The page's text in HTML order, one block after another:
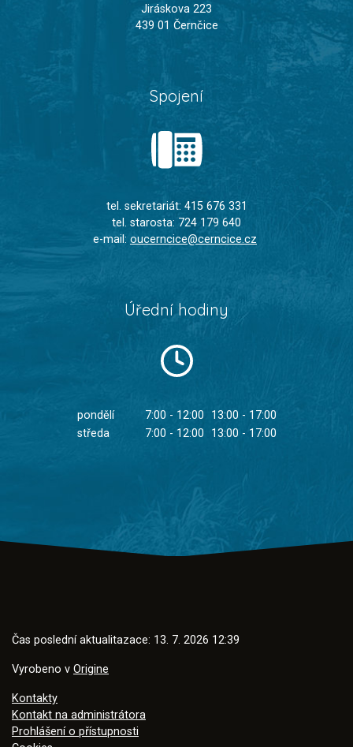
Jiráskova 223
439 01 Černčice
Spojení
tel. sekretariát: 415 676 331
tel. starosta: 724 179 640
e-mail: oucerncice@cerncice.cz
Úřední hodiny
pondělí 7:00 - 12:00
13:00 - 17:00
středa
7:00 - 12:00 13:00 - 17:00
Čas poslední aktualitazace: 13. 7. 2026 12:39
Vyrobeno v Origine
Kontakty
Kontakt na administrátora
Prohlášení o přístupnosti